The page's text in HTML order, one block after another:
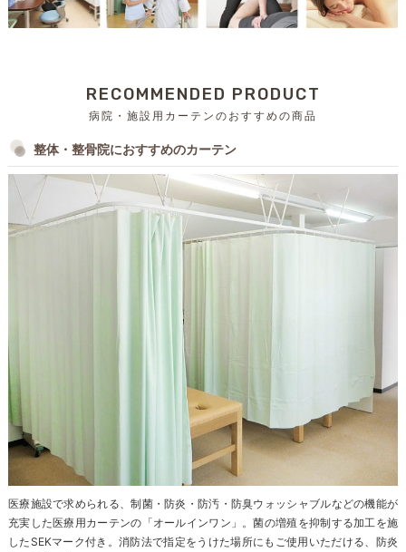
RECOMMENDED PRODUCT
病院・施設用カーテンのおすすめの商品
整体・整骨院におすすめのカーテン
医療施設で求められる、制菌・防炎・防汚・防臭ウォッシャブルなどの機能が
充実した医療用カーテンの「オールインワン」。菌の増殖を抑制する加工を施
したSEKマーク付き。消防法で指定をうけた場所にもご使用いただける、防炎